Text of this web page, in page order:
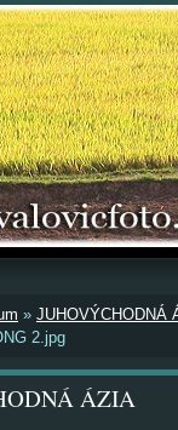
» JUHOVÝCHODNÁ
2.jpg
ÁZIA